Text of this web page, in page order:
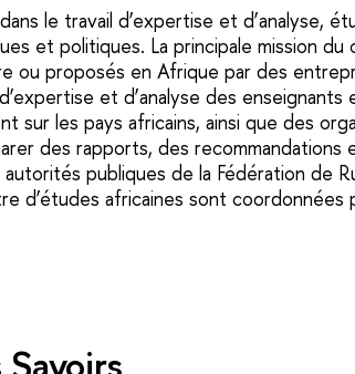
le travail d’expertise et d’analyse,
et politiques. La principale mission
ou proposés en Afrique par des
et d’analyse des
sur les pays africains, ainsi que des
des rapports, des recommandations
publiques de la Fédération de
d’études africaines sont